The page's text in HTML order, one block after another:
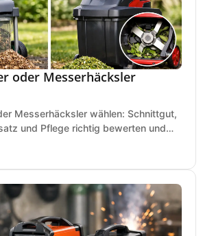
oder Messerhäcksler
Messerhäcksler wählen: Schnittgut,
und Pflege richtig bewerten und